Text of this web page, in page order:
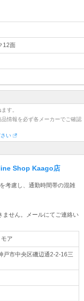
12面
す。
情報を必ず各メーカーでご確認
い
Shop Kaago店
考慮し、通勤時間帯の混雑
ません。メールにてご連絡い
ア
戸市中央区磯辺通2-2-16三